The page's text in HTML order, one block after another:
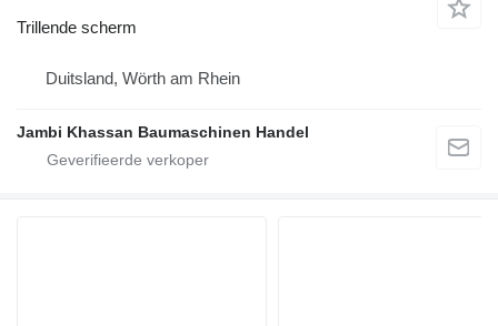
Trillende scherm
Duitsland, Wörth am Rhein
Jambi Khassan Baumaschinen Handel